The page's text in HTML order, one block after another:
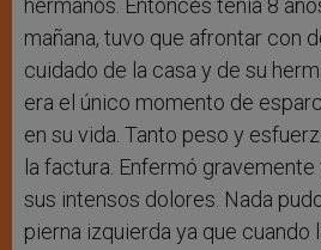
hermanos. Entonces tenía 8
mañana, tuvo que afrontar con
cuidado de la casa y de su
era el único momento de
en su vida. Tanto peso y
la factura. Enfermó
sus intensos dolores. Nada
pierna izquierda ya que cuando